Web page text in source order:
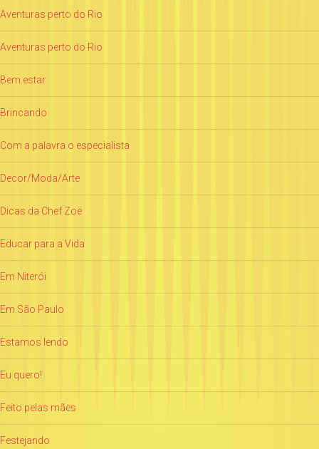
Aventuras perto do Rio
Aventuras perto do Rio
Bem estar
Brincando
Com a palavra o especialista
Decor/Moda/Arte
Dicas da Chef Zoë
Educar para a Vida
Em Niterói
Em São Paulo
Estamos lendo
Eu quero!
Feito pelas mães
Festejando